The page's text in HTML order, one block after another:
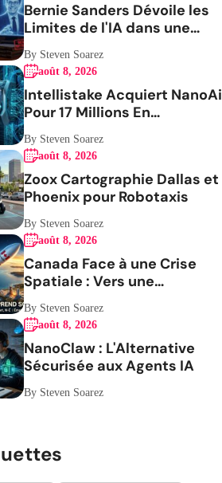
Bernie Sanders Dévoile les
Limites de l'IA dans une
Vidéo Virale
By Steven Soarez
août 8, 2026
Intellistake Acquiert NanoAi
Pour 17 Millions En
ActionsGenerating the
French blog article
By Steven Soarez
août 8, 2026
Zoox Cartographie Dallas et
Phoenix pour Robotaxis
By Steven Soarez
août 8, 2026
Canada Face à une Crise
Spatiale : Vers une
Indépendance Stratégique
By Steven Soarez
août 8, 2026
NanoClaw : L'Alternative
Sécurisée aux Agents IA
By Steven Soarez